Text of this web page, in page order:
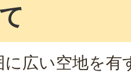
広い空地を有